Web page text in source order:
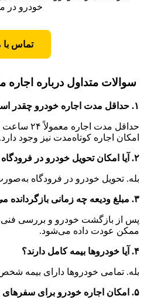
خودرو در
تماس با
سوالات متداول درباره
۱. حداقل مدت اجاره خودرو چقدر است؟
حداقل مدت
امکان اجاره کوتاه‌مدت نیز وجود دارد.
۲. آیا امکان تحویل خودرو در فرودگاه مشهد وجود دارد؟
بله. تحویل خودرو در فرودگاه به‌صورت ۲۴ ساعته انجام
۳. مبلغ ودیعه چه زمانی بازگردانده می‌شود؟
پس از بازگشت خودرو و بررسی فنی،
ممکن عودت داده می‌شود.
۴. آیا خودروها بیمه کامل دارند؟
بله. تمامی خودروها دارای بیمه
۵. امکان اجاره خودرو برای سفرهای خارج از مشهد وجود دارد؟